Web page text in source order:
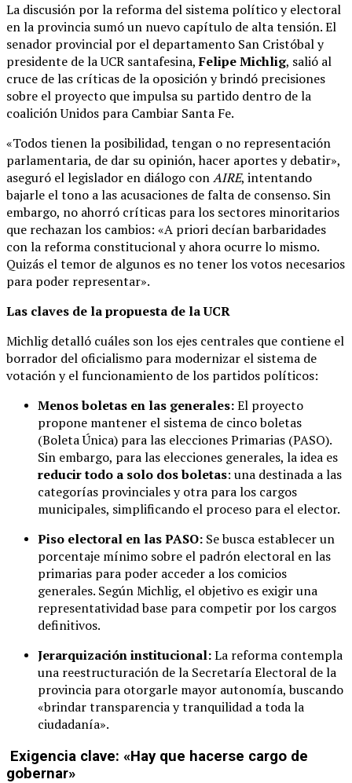
La discusión por la reforma del sistema político y electoral
en la provincia sumó un nuevo capítulo de alta tensión. El
senador provincial por el departamento San Cristóbal y
presidente de la UCR santafesina,Felipe Michlig, salió al
cruce de las críticas de la oposición y brindó precisiones
sobre el proyecto que impulsa su partido dentro de la
coalición Unidos para Cambiar Santa Fe.
«Todos tienen la posibilidad, tengan o no representación
parlamentaria, de dar su opinión, hacer aportes y debatir»,
aseguró el legislador en diálogo conAIRE, intentando
bajarle el tono a las acusaciones de falta de consenso. Sin
embargo, no ahorró críticas para los sectores minoritarios
que rechazan los cambios: «A priori decían barbaridades
con la reforma constitucional y ahora ocurre lo mismo.
Quizás el temor de algunos es no tener los votos necesarios
para poder representar».
Las claves de la propuesta de la UCR
Michlig detalló cuáles son los ejes centrales que contiene el
borrador del oficialismo para modernizar el sistema de
votación y el funcionamiento de los partidos políticos:
Menos boletas en las generales:El proyecto
propone mantener el sistema de cinco boletas
(Boleta Única) para las elecciones Primarias (PASO).
Sin embargo, para las elecciones generales, la idea es
reducir todo a solo dos boletas: una destinada a las
categorías provinciales y otra para los cargos
municipales, simplificando el proceso para el elector.
Piso electoral en las PASO: Se busca establecer un
porcentaje mínimo sobre el padrón electoral en las
primarias para poder acceder a los comicios
generales. Según Michlig, el objetivo es exigir una
representatividad base para competir por los cargos
definitivos.
Jerarquización institucional:La reforma contempla
una reestructuración de la Secretaría Electoral de la
provincia para otorgarle mayor autonomía, buscando
«brindar transparencia y tranquilidad a toda la
ciudadanía».
Exigencia clave: «Hay que hacerse cargo de
gobernar»